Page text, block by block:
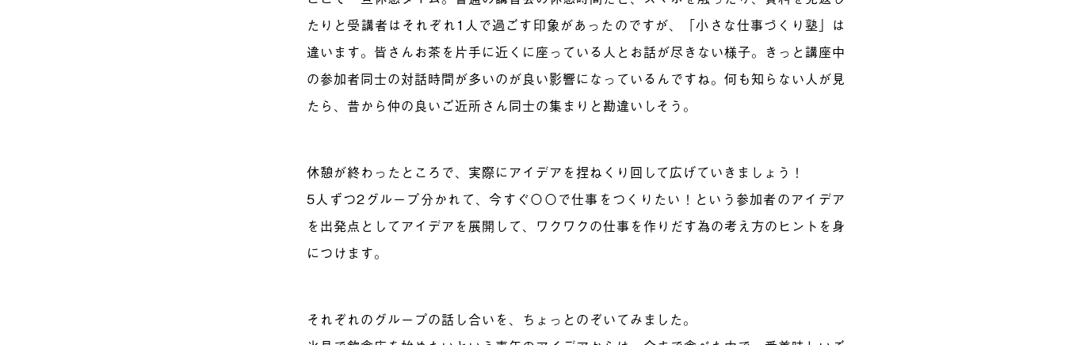
たりと受講者はそれぞれ1人で過ごす印象があったのですが、「小さな仕事づくり塾」は
違います。皆さんお茶を片手に近くに座っている人とお話が尽きない様子。きっと講座中
の参加者同士の対話時間が多いのが良い影響になっているんですね。何も知らない人が見
たら、昔から仲の良いご近所さん同士の集まりと勘違いしそう。
休憩が終わったところで、実際にアイデアを捏ねくり回して広げていきましょう！
5人ずつ2グループ分かれて、今すぐ〇〇で仕事をつくりたい！という参加者のアイデア
を出発点としてアイデアを展開して、ワクワクの仕事を作りだす為の考え方のヒントを身
につけます。
それぞれのグループの話し合いを、ちょっとのぞいてみました。